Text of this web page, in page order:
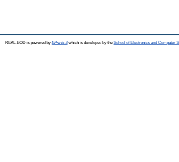
REAL-EOD is powered by EPrints 3which is developed by the School of Electronics and Computer